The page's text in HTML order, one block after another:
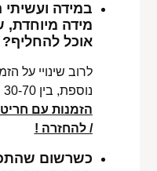
במידה
מידה מיוחדת,
אוכל להחליף?
לרוב שינויי על
נוספת, בין 30-70 ₪. תלוי במקרה,
הזמנות עם
/ להחזרה !
כשרשום